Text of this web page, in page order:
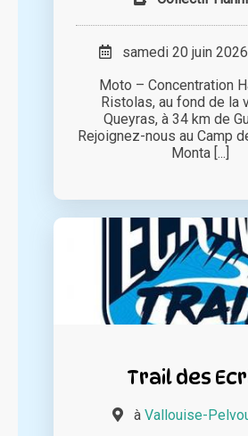
samedi 20 juin 2026
Moto – Concentration
Ristolas, au fond de la
Queyras, à 34 km de
Rejoignez-nous au Camp
Monta [...]
Trail des
à Vallouise-